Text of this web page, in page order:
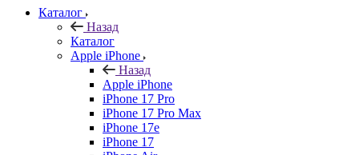
Каталог
Назад
Каталог
Apple iPhone
Назад
Apple iPhone
iPhone 17 Pro
iPhone 17 Pro Max
iPhone 17e
iPhone 17